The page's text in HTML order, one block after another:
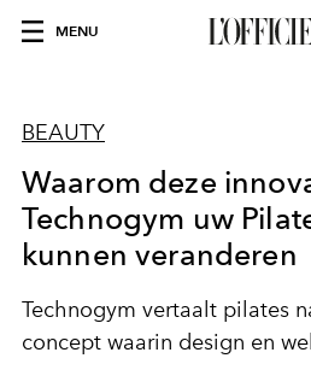
MENU
BEAUTY
Waarom deze
Technogym uw
kunnen veranderen
Technogym vertaalt pilates
concept waarin design en